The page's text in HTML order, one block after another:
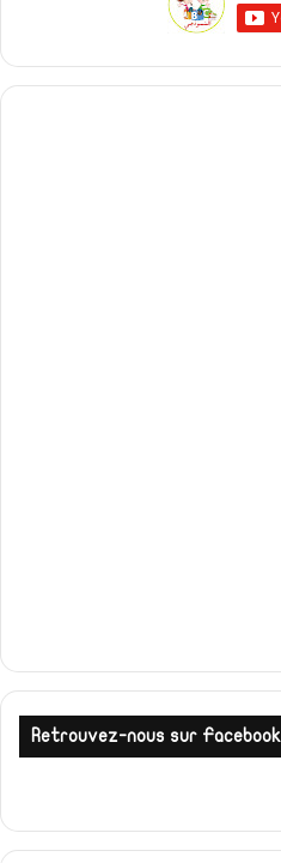
Retrouvez-nous sur Facebook